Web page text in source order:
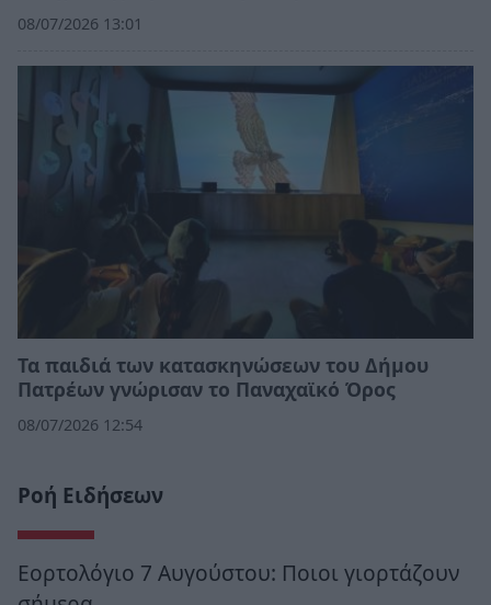
08/07/2026 13:01
Τα παιδιά των κατασκηνώσεων του Δήμου
Πατρέων γνώρισαν το Παναχαϊκό Όρος
08/07/2026 12:54
Ροή Ειδήσεων
Εορτολόγιο 7 Αυγούστου: Ποιοι γιορτάζουν